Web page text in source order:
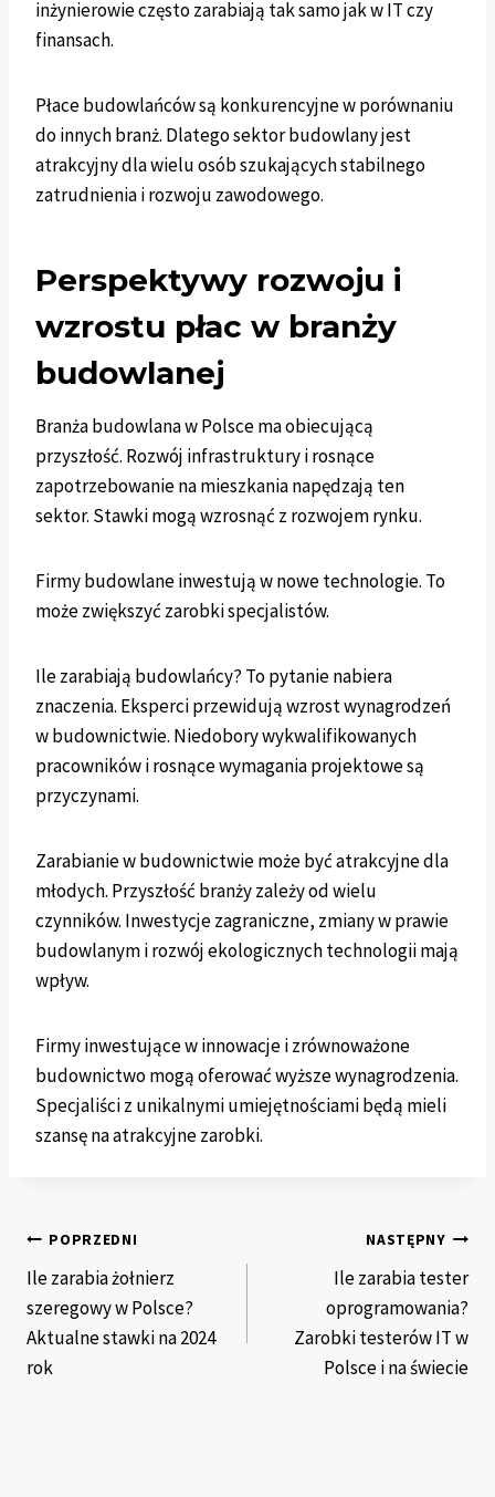
inżynierowie często zarabiają tak samo jak w IT czy
finansach.
Płace budowlańców są konkurencyjne w porównaniu
do innych branż. Dlatego sektor budowlany jest
atrakcyjny dla wielu osób szukających stabilnego
zatrudnienia i rozwoju zawodowego.
Perspektywy rozwoju i
wzrostu płac w branży
budowlanej
Branża budowlana w Polsce ma obiecującą
przyszłość. Rozwój infrastruktury i rosnące
zapotrzebowanie na mieszkania napędzają ten
sektor. Stawki mogą wzrosnąć z rozwojem rynku.
Firmy budowlane inwestują w nowe technologie. To
może zwiększyć zarobki specjalistów.
Ile zarabiają budowlańcy? To pytanie nabiera
znaczenia. Eksperci przewidują wzrost wynagrodzeń
w budownictwie. Niedobory wykwalifikowanych
pracowników i rosnące wymagania projektowe są
przyczynami.
Zarabianie w budownictwie może być atrakcyjne dla
młodych. Przyszłość branży zależy od wielu
czynników. Inwestycje zagraniczne, zmiany w prawie
budowlanym i rozwój ekologicznych technologii mają
wpływ.
Firmy inwestujące w innowacje i zrównoważone
budownictwo mogą oferować wyższe wynagrodzenia.
Specjaliści z unikalnymi umiejętnościami będą mieli
szansę na atrakcyjne zarobki.
Nawigacja
wpisu
POPRZEDNI
Ile zarabia żołnierz
szeregowy w Polsce?
Aktualne stawki na 2024
rok
NASTĘPNY
Ile zarabia tester
oprogramowania?
Zarobki testerów IT w
Polsce i na świecie